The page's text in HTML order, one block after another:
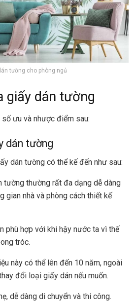
tường cho phòng ngủ
giấy dán tường
ưu và nhược điểm sau:
dán tường
dán tường có thể kế đến như sau:
tường thường rất đa dạng dễ dàng
gian nhà và phòng cách thiết kế
phù hợp với khi hậy nước ta vì thế
tróc.
này có thể lên đến 10 năm, ngoài
đổi loại giấy dán nếu muốn.
dễ dàng di chuyển và thi công.